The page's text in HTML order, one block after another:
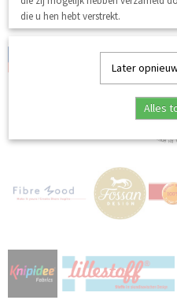
MERKEN:
die u hen hebt verstrekt.
Later
Alles